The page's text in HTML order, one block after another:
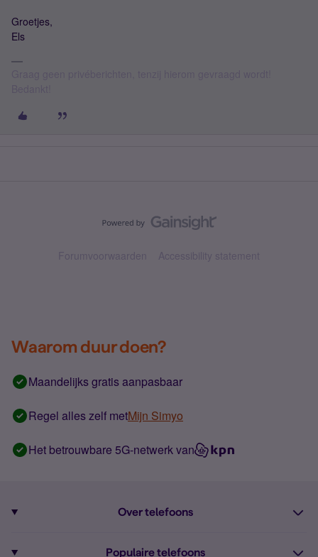
Groetjes,
Els
Forumvoorwaarden Accessibility statement
Waarom duur doen?
Maandelijks gratis aanpasbaar
Regel alles zelf metMijn Simyo
Het betrouwbare 5G-netwerk van
Over telefoons
Populaire telefoons